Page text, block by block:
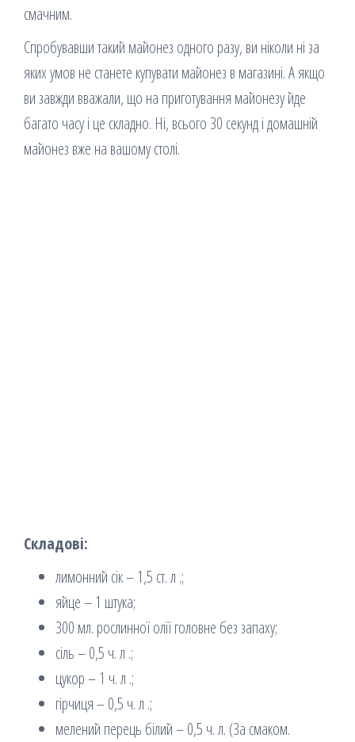
смачним.
Спробувавши такий майонез одного разу, ви ніколи ні за
яких умов не станете купувати майонез в магазині. А якщо
ви завжди вважали, що на приготування майонезу йде
багато часу і це складно. Ні, всього 30 секунд і домашній
майонез вже на вашому столі.
Складові:
лимонний сік – 1,5 ст. л .;
яйце – 1 штука;
300 мл. рослинної олії головне без запаху;
сіль – 0,5 ч. л .;
цукор – 1 ч. л .;
гірчиця – 0,5 ч. л .;
мелений перець білий – 0,5 ч. л. (За смаком.